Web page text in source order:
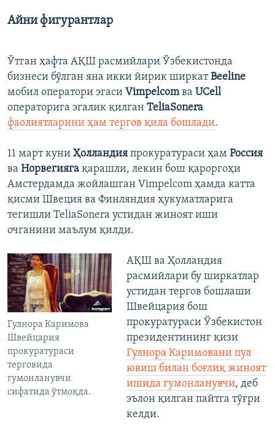
Айни фигурантлар
Ўтган ҳафта АҚШ расмийлари Ўзбекистонда
бизнеси бўлган яна икки йирик ширкатBeeline
мобил оператори эгаси Vimpelcomва UCell
операторига эгалик қилган TeliaSonera
фаолиятларини ҳам тергов қила бошлади.
11 март куни Ҳолландия прокуратураси ҳам Россия
ва Норвегияга қарашли, лекин бош қароргоҳи
Амстердамда жойлашган Vimpelcom ҳамда катта
қисми Швеция ва Финляндия ҳукуматларига
тегишли TeliaSonera устидан жиноят иши
очганини маълум қилди.
Гулнора Каримова
Швейцария
прокуратураси
терговида
гумонланувчи
сифатида ўтмоқда.
АҚШ ва Ҳолландия
расмийлари бу ширкатлар
устидан тергов бошлаши
Швейцария бош
прокуратураси Ўзбекистон
президентининг қизи
Гулнора Каримовани пул
ювиш билан боғлиқ жиноят
ишида гумонланувчи, деб
эълон қилган пайтга тўғри
келди.